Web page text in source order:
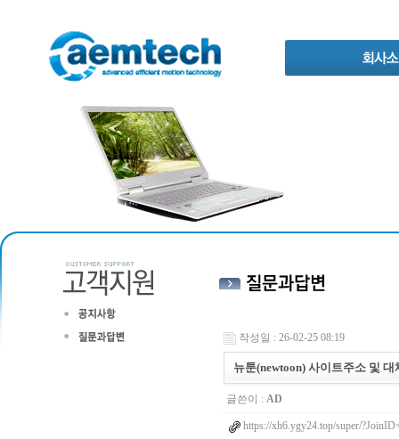
작성일 : 26-02-25 08:19
뉴툰(newtoon) 사이트주소 및
글쓴이 : AD
https://xh6.ygy24.top/super/